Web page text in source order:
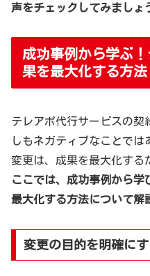
声をチェックしてみましょ
成功事例から学ぶ
果を最大化する方法
テレアポ代行サービスの契
しもネガティブなことで
変更は、成果を最大化する
ここでは、成功事例から
最大化する方法について解
変更の目的を明確に